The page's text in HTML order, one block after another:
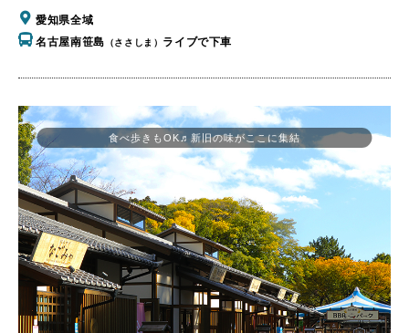
愛知県全域
名古屋南笹島 （ささしま） ライブで下車
食べ歩きもOK♬新旧の味がここに集結